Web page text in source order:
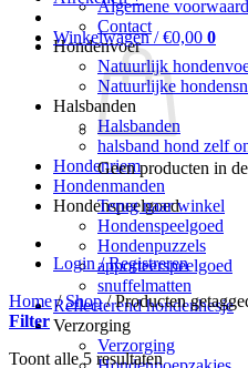
Algemene
Contact
Hondenvoer
Natuurlijk
Natuurlijke
Halsbanden
Halsbanden
halsband hond zelf
Hondenriem
Hondenmanden
Hondenspeelgoed
Hondenspeelgoed
Hondenpuzzels
apporteerspeelgoed
snuffelmatten
Reflecterend hondenhesje
Verzorging
Verzorging
Winkelwagen /€0,00 0
Geen producten in
Terug naar winkel
Login / Registreren
Home / Shop /Producten
Filter
Toont alle 5 resultaten